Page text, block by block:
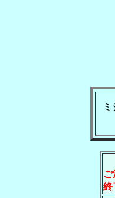
ご
終